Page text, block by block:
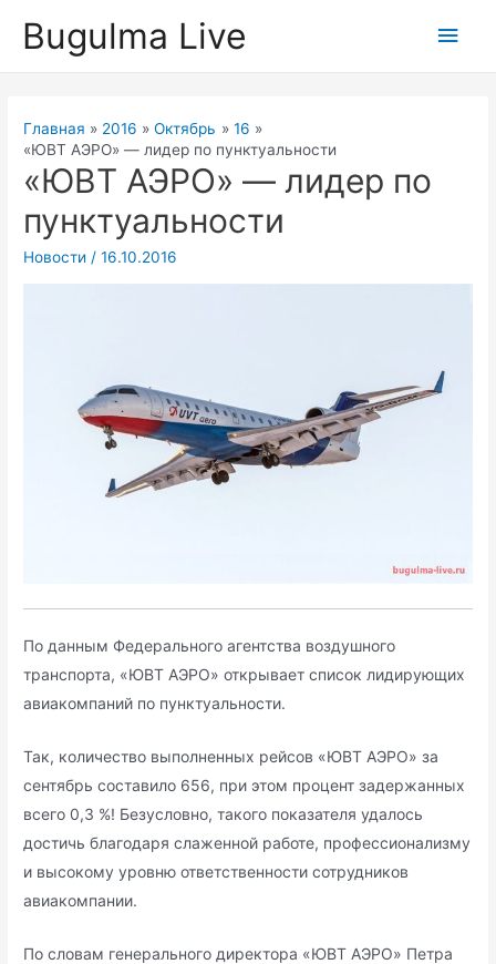
Bugulma Live
Главная 2016 Октябрь
16
«ЮВТ АЭРО» — лидер по пунктуальности
«ЮВТ АЭРО» — лидер по
пунктуальности
Новости /16.10.2016
По данным Федерального агентства воздушного
транспорта, «ЮВТ АЭРО» открывает список лидирующих
авиакомпаний по пунктуальности.
Так, количество выполненных рейсов «ЮВТ АЭРО» за
сентябрь составило 656, при этом процент задержанных
всего 0,3 %! Безусловно, такого показателя удалось
достичь благодаря слаженной работе, профессионализму
и высокому уровню ответственности сотрудников
авиакомпании.
По словам генерального директора «ЮВТ АЭРО» Петра